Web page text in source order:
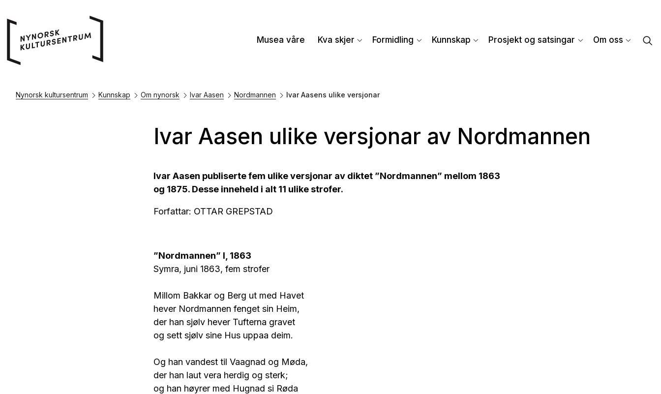
Musea våre Kva skjer Formidling Kunnskap Prosjekt og satsingar Om oss
Nynorsk kultursentrum Kunnskap Om nynorsk Ivar Aasen Nordmannen Ivar Aasens ulike versjonar
Ivar Aasen ulike versjonar av Nordmannen
Ivar Aasen publiserte fem ulike versjonar av diktet ”Nordmannen” mellom 1863
og 1875. Desse inneheld i alt 11 ulike strofer.
Forfattar: OTTAR GREPSTAD
”Nordmannen” I, 1863
Symra, juni 1863, fem strofer
Millom Bakkar og Berg ut med Havet
hever Nordmannen fenget sin Heim,
der han sjølv hever Tufterna gravet
og sett sjølv sine Hus uppaa deim.
Og han vandest til Vaagnad og Møda,
der han laut vera herdig og sterk;
og han høyrer med Hugnad si Røda